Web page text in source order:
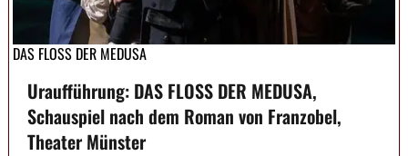
DAS FLOSS DER MEDUSA
Uraufführung: DAS FLOSS DER MEDUSA,
Schauspiel nach dem Roman von Franzobel,
Theater Münster